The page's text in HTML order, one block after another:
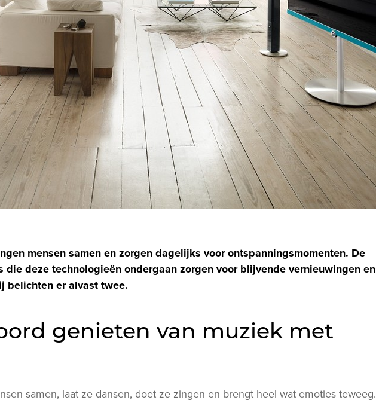
mensen samen en zorgen dagelijks voor ontspanningsmomenten. De
die deze technologieën ondergaan zorgen voor blijvende vernieuwingen en
belichten er alvast twee.
genieten van muziek met
samen, laat ze dansen, doet ze zingen en brengt heel wat emoties teweeg.